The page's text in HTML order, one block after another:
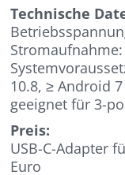
Technische
10.8, ≥ Android 7
geeignet für 3-
Preis:
USB-C-Adapter
Euro